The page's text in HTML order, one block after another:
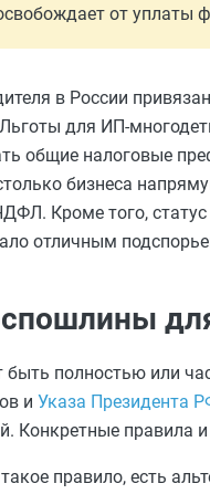
от уплаты
в России
для ИП-
общие налоговые
бизнеса
Кроме того,
отличным
быть полностью или
и Указа Президента
Конкретные
правило, есть